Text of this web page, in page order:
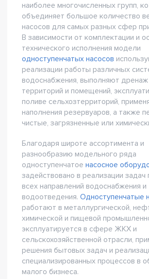
наиболее многочисленных групп,
объединяет большое количество
насосов для самых разных сфер
В зависимости от комплектации и
технического исполнения модели
одноступенчатых насосов
реализации работы различных
водоснабжения, выполняют
территорий и помещений,
поливе сельхозтерриторий,
наполнения резервуаров, а также
чистые, загрязненные или
Благодаря широте ассортимента и
разнообразию модельного ряда
одноступенчатое насосное
задействовано в реализации задач
всех направлений водоснабжения и
водоотведения. Одноступенчатые
работают в металлургической,
химической и пищевой
эксплуатируется в сфере ЖКХ и
сельскохозяйственной отрасли,
решения бытовых задач и
специализированных процессов в
малого бизнеса.